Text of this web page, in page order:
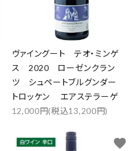
ヴァイングート テオ・ミンゲ
ス 2020 ローゼンクラン
ツ シュペートブルグンダー
トロッケン エアステラーゲ
12,000円(税込13,200円)
favorite